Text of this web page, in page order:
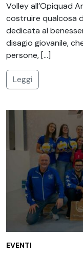
Volley all’Opiquad
costruire qualcosa
dedicata al
disagio giovanile,
persone, […]
Leggi
EVENTI